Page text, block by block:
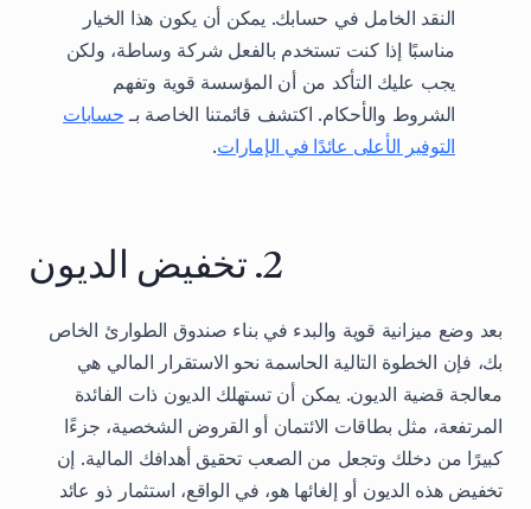
النقد الخامل في حسابك. يمكن أن يكون هذا الخيار
مناسبًا إذا كنت تستخدم بالفعل شركة وساطة، ولكن
يجب عليك التأكد من أن المؤسسة قوية وتفهم
الشروط والأحكام. اكتشف قائمتنا الخاصة بـحسابات
التوفير الأعلى عائدًا في الإمارات.
2. تخفيض الديون
بعد وضع ميزانية قوية والبدء في بناء صندوق الطوارئ الخاص
بك، فإن الخطوة التالية الحاسمة نحو الاستقرار المالي هي
معالجة قضية الديون. يمكن أن تستهلك الديون ذات الفائدة
المرتفعة، مثل بطاقات الائتمان أو القروض الشخصية، جزءًا
كبيرًا من دخلك وتجعل من الصعب تحقيق أهدافك المالية. إن
تخفيض هذه الديون أو إلغائها هو، في الواقع، استثمار ذو عائد